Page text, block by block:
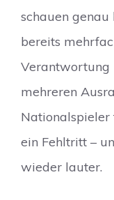
schauen
bereits
Verantwortung
mehreren
Nationalspieler
ein Fehltritt –
wieder lauter.